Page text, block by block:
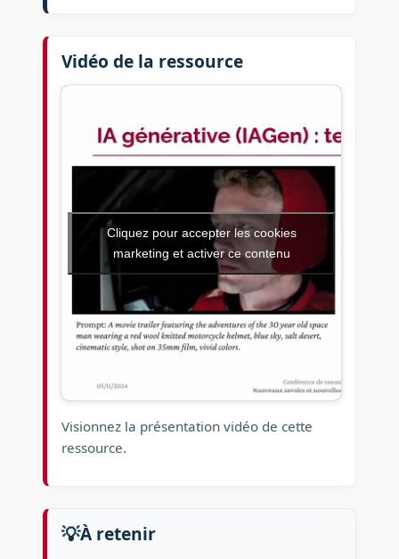
Vidéo de la ressource
Cliquez pour accepter les cookies
marketing et activer ce contenu
Visionnez la présentation vidéo de cette
ressource.
À retenir